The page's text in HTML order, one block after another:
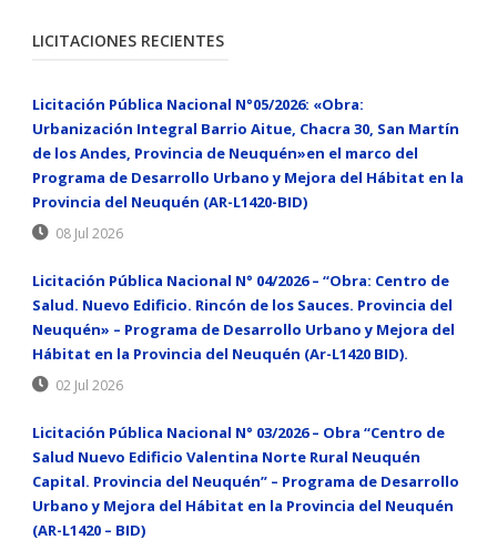
LICITACIONES RECIENTES
Licitación Pública Nacional N°05/2026: «Obra:
Urbanización Integral Barrio Aitue, Chacra 30, San Martín
de los Andes, Provincia de Neuquén»en el marco del
Programa de Desarrollo Urbano y Mejora del Hábitat en la
Provincia del Neuquén (AR-L1420-BID)
08 Jul 2026
Licitación Pública Nacional N° 04/2026 – “Obra: Centro de
Salud. Nuevo Edificio. Rincón de los Sauces. Provincia del
Neuquén» – Programa de Desarrollo Urbano y Mejora del
Hábitat en la Provincia del Neuquén (Ar-L1420 BID).
02 Jul 2026
Licitación Pública Nacional N° 03/2026 – Obra “Centro de
Salud Nuevo Edificio Valentina Norte Rural Neuquén
Capital. Provincia del Neuquén” – Programa de Desarrollo
Urbano y Mejora del Hábitat en la Provincia del Neuquén
(AR-L1420 – BID)